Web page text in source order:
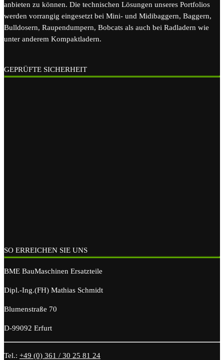
anbieten zu können. Die technischen Lösungen unseres Portfolios
werden vorrangig eingesetzt bei Mini- und Midibaggern, Baggern,
Bulldosern, Raupendumpern, Bobcats als auch bei Radladern wie
unter anderem Kompaktladern.
GEPRÜFTE SICHERHEIT
SO ERREICHEN SIE UNS
BME BauMaschinen Ersatzteile
Dipl.-Ing.(FH) Mathias Schmidt
Blumenstraße 70
D-99092 Erfurt
Tel.: +49 (0) 361 / 30 25 81 24